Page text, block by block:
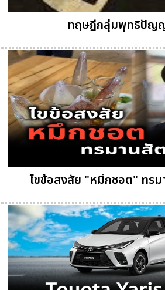
ทฤษฎีกลุ่มพุทธิปัญ
ไขข้อสงสัย "หมึกชอต" ทรม